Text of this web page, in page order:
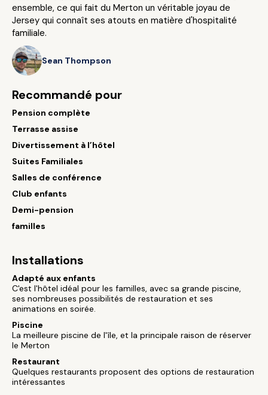
ensemble, ce qui fait du Merton un véritable joyau de
Jersey qui connaît ses atouts en matière d'hospitalité
familiale.
Sean Thompson
Recommandé pour
Pension complète
Terrasse assise
Divertissement à l’hôtel
Suites Familiales
Salles de conférence
Club enfants
Demi-pension
familles
Installations
Adapté aux enfants
C'est l'hôtel idéal pour les familles, avec sa grande piscine,
ses nombreuses possibilités de restauration et ses
animations en soirée.
Piscine
La meilleure piscine de l'île, et la principale raison de réserver
le Merton
Restaurant
Quelques restaurants proposent des options de restauration
intéressantes